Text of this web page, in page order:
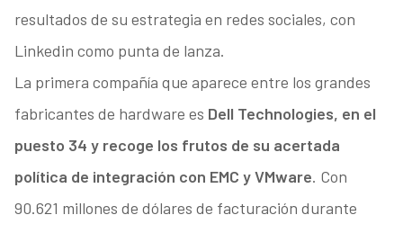
resultados de su estrategia en redes sociales, con
Linkedin como punta de lanza.
La primera compañía que aparece entre los grandes
fabricantes de hardware es Dell Technologies, en el
puesto 34 y recoge los frutos de su acertada
política de integración con EMC y VMware. Con
90.621 millones de dólares de facturación durante